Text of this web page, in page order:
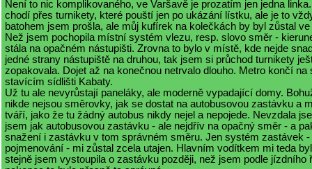
Není to nic komplikovaného, ve Varšavě je prozatím jen jedna
chodí přes turnikety, které pouští jen po ukázání lístku, ale je to
batohem jsem prošla, ale můj kufírek na kolečkách by byl zůstal
Než jsem pochopila místní systém vlezu, resp. slovo směr -
stála na opačném nástupišti. Zrovna to bylo v místě, kde nejde
jedné strany nástupiště na druhou, tak jsem si průchod turnikety
zopakovala. Dojet až na konečnou netrvalo dlouho. Metro končí na
stavícím sídlišti Kabaty.
Už tu ale nevyrůstají paneláky, ale moderně vypadající domy.
nikde nejsou směrovky, jak se dostat na autobusovou zastávku a
tváří, jako že tu žádný autobus nikdy nejel a nepojede. Nevzdala
jsem jak autobusovou zastávku - ale nejdřív na opačný směr - a
snažení i zastávku v tom správném směru. Jen systém zastávek -
pojmenování - mi zůstal zcela utajen. Hlavním vodítkem mi teda
stejně jsem vystoupila o zastávku později, než jsem podle jízdního